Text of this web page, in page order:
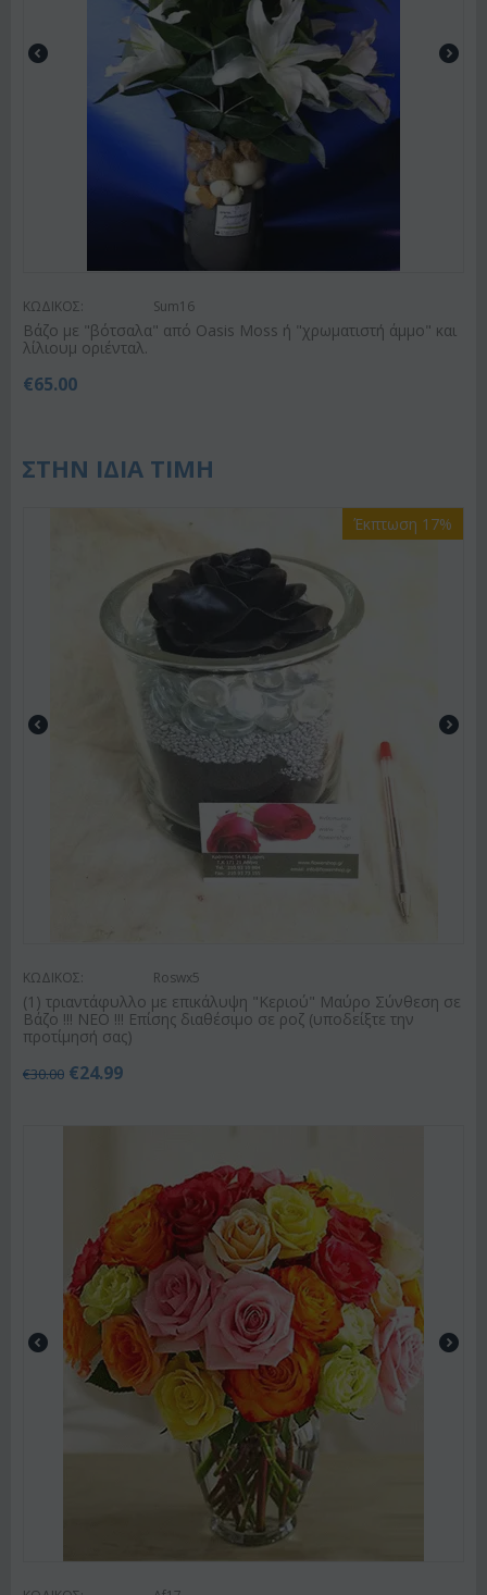
ΚΩΔΙΚΟΣ: Sum16
Βάζο με "βότσαλα" από Oasis Moss ή "χρωματιστή άμμο" και
λίλιουμ οριένταλ.
€65.00
ΣΤΗΝ ΙΔΙΑ ΤΙΜΗ
Έκπτωση 17%
ΚΩΔΙΚΟΣ: Roswx5
(1) τριαντάφυλλο με επικάλυψη "Κεριού" Μαύρο Σύνθεση σε
Βάζο !!! ΝΕΟ !!! Επίσης διαθέσιμο σε ροζ (υποδείξτε την
προτίμησή σας)
€30.00 €24.99